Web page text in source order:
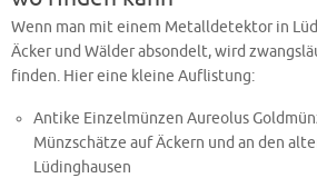
Wenn man mit einem Metalldetektor in
Äcker und Wälder absondelt, wird
finden. Hier eine kleine Auflistung:
Antike Einzelmünzen Aureolus
Münzschätze auf Äckern und an den
Lüdinghausen